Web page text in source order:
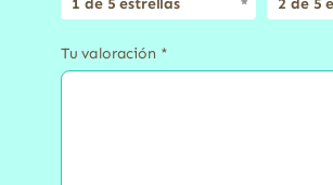
Tu valoración *